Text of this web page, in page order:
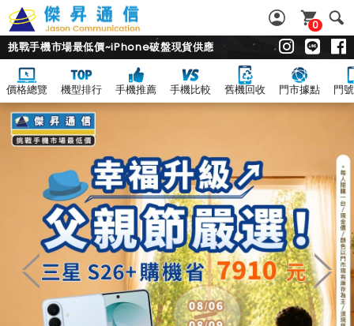
0
挑戰手機市場最低價~iPhone破盤現貨供應
價格總覽 機型排行 手機推薦 手機比較 舊機回收 門市據點 門